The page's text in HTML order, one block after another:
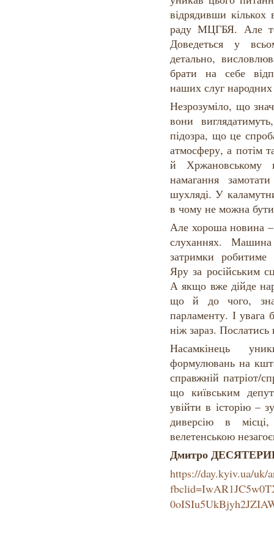
відрядивши кількох
раду МЦГБЯ. Але
Доведеться у
детально,
брати на себе
наших слуг
Незрозуміло, що
вони
підозра, що це
атмосферу, а потім
й Хржановському
намагання
шухляді. У
в чому не можна
Але хороша новина
слуханнях.
затримки робитиме
Яру за російським
А якщо вже дійде
що й до чого,
парламенту. І увага
ніж зараз. Послатись
Насамкінець
формулювань на
справжній патріот/
що київським
увійти в історію –
диверсію в
велетенською
Дмитро
https://day.kyiv.ua/uk/